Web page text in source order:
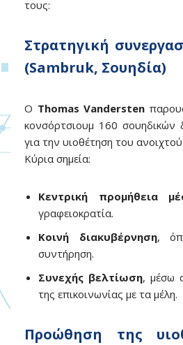
τους:
Στρατηγική
(Sambruk, Σουηδία)
Ο Thomas Vandersten
κονσόρτσιουμ 160
για την υιοθέτηση του ανοιχτού
Κύρια σημεία:
Κεντρική προμήθεια
γραφειοκρατία.
Κοινή διακυβέρνηση,
συντήρηση.
Συνεχής βελτίωση, μέσω
της επικοινωνίας με τα μέλη.
Προώθηση της